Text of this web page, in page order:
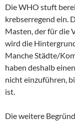
Die WHO stuft
krebserregend ein.
Masten, der für die
wird die
Manche Städte/
haben deshalb
nicht einzuführen,
ist.
Die weitere